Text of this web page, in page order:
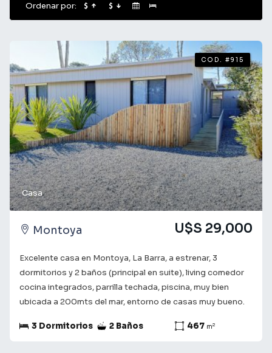
Choose Rooms
Filtrar
Ordenar por:
Casa
COD. #915
Montoya U$S 29,000
Excelente casa en Montoya, La Barra, a estrenar, 3
dormitorios y 2 baños (principal en suite), living comedor
cocina integrados, parrilla techada, piscina, muy bien
ubicada a 200mts del mar, entorno de casas muy bueno.
3 Dormitorios 2 Baños 467 m2